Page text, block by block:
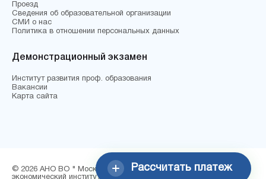
Рассчитать платеж
Проезд
Сведения об образовательной организации
СМИ о нас
Политика в отношении персональных данных
Демонстрационный экзамен
Институт развития проф. образования
Вакансии
Карта сайта
© 2026 АНО ВО " Московский региональный социально-
экономический институт"